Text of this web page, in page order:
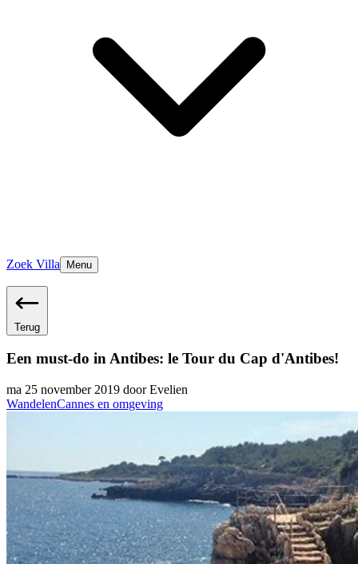
Zoek Villa Menu
Terug
Een must-do in Antibes: le Tour du Cap d'Antibes!
ma 25 november 2019 door Evelien
WandelenCannes en omgeving